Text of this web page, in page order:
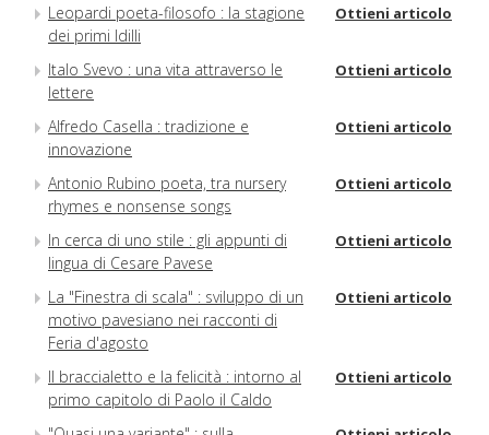
Leopardi poeta-filosofo : la stagione
dei primi Idilli
Ottieni articolo
Italo Svevo : una vita attraverso le
lettere
Ottieni articolo
Alfredo Casella : tradizione e
innovazione
Ottieni articolo
Antonio Rubino poeta, tra nursery
rhymes e nonsense songs
Ottieni articolo
In cerca di uno stile : gli appunti di
lingua di Cesare Pavese
Ottieni articolo
La "Finestra di scala" : sviluppo di un
motivo pavesiano nei racconti di
Feria d'agosto
Ottieni articolo
Il braccialetto e la felicità : intorno al
primo capitolo di Paolo il Caldo
Ottieni articolo